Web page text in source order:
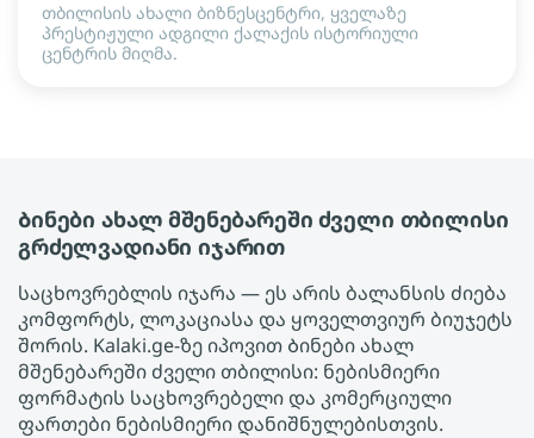
თბილისის ახალი ბიზნესცენტრი, ყველაზე
პრესტიჟული ადგილი ქალაქის ისტორიული
ცენტრის მიღმა.
Ბინები ახალ მშენებარეში ძველი თბილისი
გრძელვადიანი იჯარით
საცხოვრებლის იჯარა — ეს არის ბალანსის ძიება
კომფორტს, ლოკაციასა და ყოველთვიურ ბიუჯეტს
შორის. Kalaki.ge-ზე იპოვით Ბინები ახალ
მშენებარეში ძველი თბილისი: ნებისმიერი
ფორმატის საცხოვრებელი და კომერციული
ფართები ნებისმიერი დანიშნულებისთვის.